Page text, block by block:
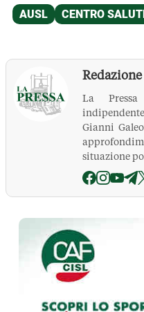
Redazione
La
Gianni
situazione
La Pressa